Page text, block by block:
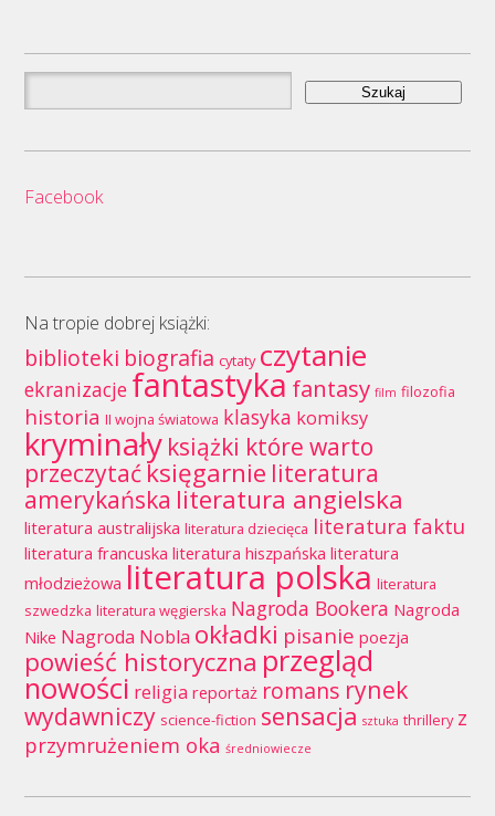
Szukaj:
Facebook
Na tropie dobrej książki:
biblioteki biografia cytaty czytanie
ekranizacje fantastykafantasy film filozofia
historia II wojna światowa klasyka komiksy
kryminały książki które warto
przeczytaćksięgarnie literatura
amerykańska literatura angielska
literatura australijska literatura dziecięca literatura faktu
literatura francuska literatura hiszpańska literatura
młodzieżowa literatura polska literatura
szwedzka literatura węgierska Nagroda Bookera Nagroda
Nike Nagroda Nobla okładki pisanie poezja
powieść historyczna przegląd
nowości religia reportaż romans rynek
wydawniczy science-fiction sensacja sztuka thrillery z
przymrużeniem oka średniowiecze